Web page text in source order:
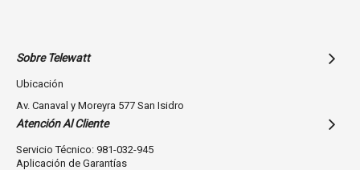
Sobre Telewatt
Ubicación
Av. Canaval y Moreyra 577 San Isidro
Atención Al Cliente
Servicio Técnico: 981-032-945
Aplicación de Garantías